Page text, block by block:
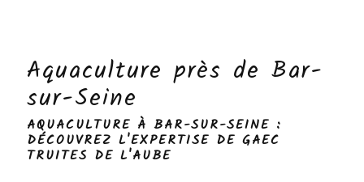
Aquaculture près de Bar-
sur-Seine
AQUACULTURE À BAR-SUR-SEINE :
DÉCOUVREZ L'EXPERTISE DE GAEC
TRUITES DE L'AUBE